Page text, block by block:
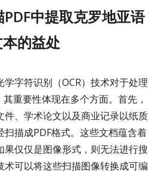
中提取克罗地亚语
的益处
字符识别（OCR）技术对于处理
重要性体现在多个方面。首先，
件、学术论文以及商业记录以纸质
描成PDF格式。这些文档蕴含着
仅仅是图像形式，则无法进行搜
术可以将这些扫描图像转换成可编